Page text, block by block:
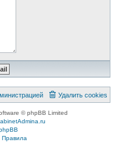
Удалить cookies
© phpBB Limited
Правила